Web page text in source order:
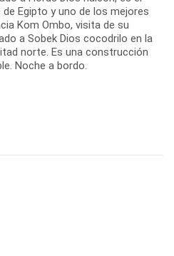
Egipto y uno de los mejores
Kom Ombo, visita de su
a Sobek Dios cocodrilo en la
norte. Es una construcción
Noche a bordo.